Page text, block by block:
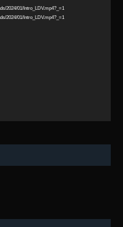
2024/01/Intro_LDV.mp4?_=1
2024/01/Intro_LDV.mp4?_=1